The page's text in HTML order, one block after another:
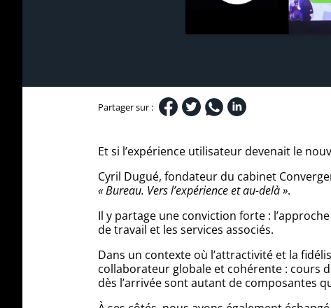
Partager sur :
Et si l’expérience utilisateur devenait le
Cyril Dugué, fondateur du cabinet
« Bureau. Vers l’expérience et au-delà ».
Il y partage une conviction forte :
de travail et les services associés.
Dans un contexte où l’attractivité et la
collaborateur globale et cohérente : cours
dès l’arrivée sont autant de composantes